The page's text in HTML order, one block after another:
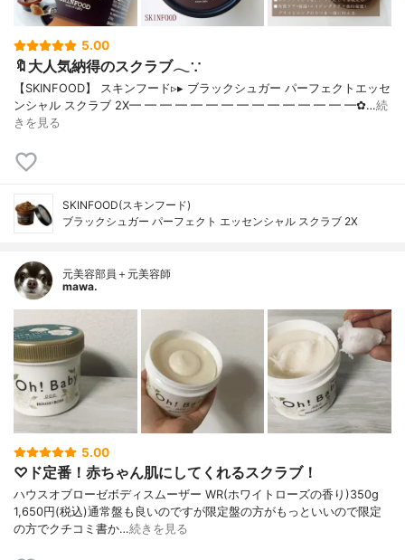
5.00
🔖大人気納得のスクラブ𓂃∵
【SKINFOOD】 スキンフード▹▸ ブラックシュガー パーフェクトエッセ
ンシャル スクラブ 2X━ ━ ━ ━ ━ ━ ━ ━ ━ ━ ━ ━ ━ ━ ━✿…続
きを見る
SKINFOOD(スキンフード)
ブラックシュガー パーフェクト エッセンシャル スクラブ 2X
元美容部員＋元美容師
mawa.
5.00
♡ド定番！赤ちゃん肌にしてくれるスクラブ！
ハウスオブローゼボディスムーザー WR(ホワイトローズの香り)350g
1,650円(税込)通常盤も良いのですが限定盤の方がもっといいので限定
の方でクチコミ書か…続きを見る